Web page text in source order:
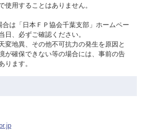
使用することはありません。
は「日本ＦＰ協会千葉支部」ホームペー
日、必ずご確認ください。
変地異、その他不可抗力の発生を原因と
が確保できない等の場合には、事前の告
ります。